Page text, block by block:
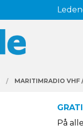
MARITIMRADIO VHF
På